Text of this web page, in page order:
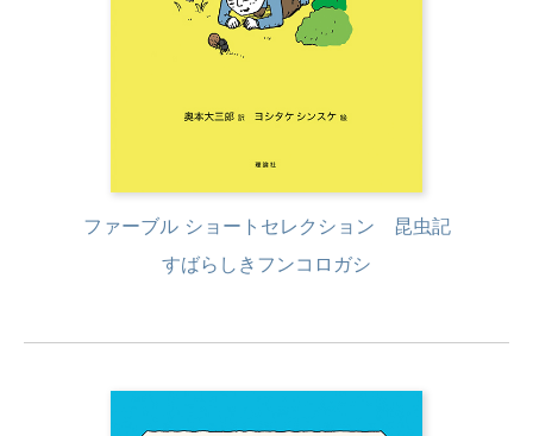
ファーブル ショートセレクション 昆虫記
すばらしきフンコロガシ